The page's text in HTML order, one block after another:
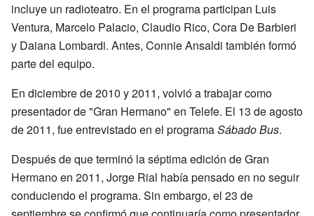
incluye un radioteatro. En el programa participan Luis
Ventura, Marcelo Palacio, Claudio Rico, Cora De Barbieri
y Daiana Lombardi. Antes, Connie Ansaldi también formó
parte del equipo.
En diciembre de 2010 y 2011, volvió a trabajar como
presentador de "Gran Hermano" en Telefe. El 13 de agosto
de 2011, fue entrevistado en el programaSábado Bus.
Después de que terminó la séptima edición de Gran
Hermano en 2011, Jorge Rial había pensado en no seguir
conduciendo el programa. Sin embargo, el 23 de